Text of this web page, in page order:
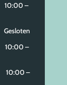
–
10:00 –
10:00 –